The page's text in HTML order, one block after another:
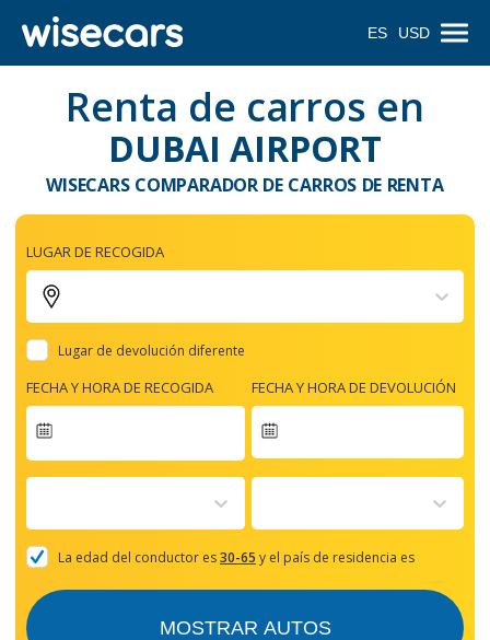
ES USD
Renta de carros en
DUBAI AIRPORT
WISECARS COMPARADOR DE CARROS DE RENTA
LUGAR DE RECOGIDA
Lugar de devolución diferente
FECHA Y HORA DE RECOGIDA
forward
with
the
and
FECHA Y HORA DE DEVOLUCIÓN
La edad del conductor es30-65 y el país de residencia es
MOSTRAR AUTOS